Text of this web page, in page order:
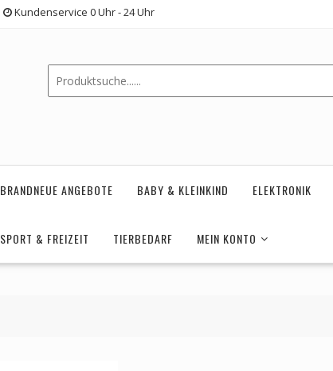
Kundenservice 0 Uhr - 24 Uhr
BRANDNEUE ANGEBOTE BABY & KLEINKIND ELEKTRONIK
SPORT & FREIZEIT TIERBEDARF MEIN KONTO